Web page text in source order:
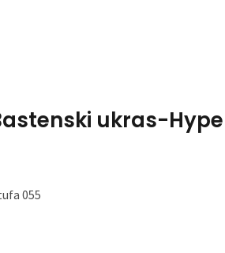
ukras-
055